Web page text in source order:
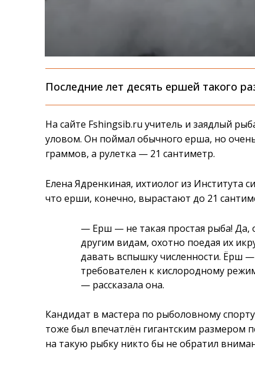
Последние лет десять ершей такого
На сайте Fshingsib.ru учитель и заядлый
уловом. Он поймал обычного ерша, но
граммов, а рулетка — 21 сантиметр.
Елена Ядренкиная, ихтиолог из Института
что ерши, конечно, вырастают до 21
— Ерш — не такая простая рыба! Да,
другим видам, охотно поедая их
давать вспышку численности. Ёрш
требователен к кислородному
— рассказала она.
Кандидат в мастера по рыболовному
тоже был впечатлён гигантским размером
на такую рыбку никто бы не обратил